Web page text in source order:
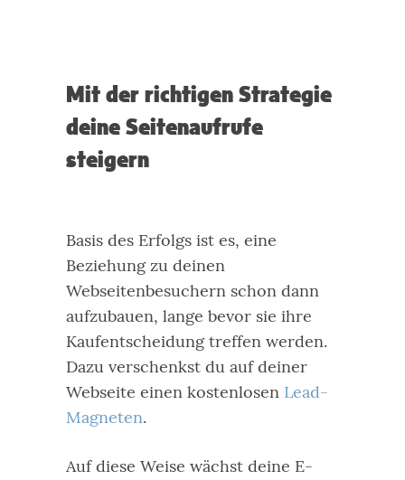
Mit der richtigen Strategie
deine Seitenaufrufe
steigern
Basis des Erfolgs ist es, eine
Beziehung zu deinen
Webseitenbesuchern schon dann
aufzubauen, lange bevor sie ihre
Kaufentscheidung treffen werden.
Dazu verschenkst du auf deiner
Webseite einen kostenlosen Lead-
Magneten.
Auf diese Weise wächst deine E-